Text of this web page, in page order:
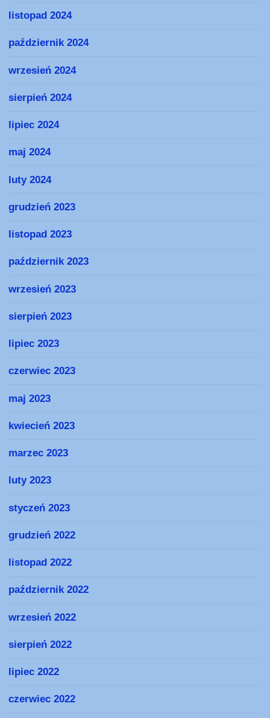
listopad 2024
październik 2024
wrzesień 2024
sierpień 2024
lipiec 2024
maj 2024
luty 2024
grudzień 2023
listopad 2023
październik 2023
wrzesień 2023
sierpień 2023
lipiec 2023
czerwiec 2023
maj 2023
kwiecień 2023
marzec 2023
luty 2023
styczeń 2023
grudzień 2022
listopad 2022
październik 2022
wrzesień 2022
sierpień 2022
lipiec 2022
czerwiec 2022